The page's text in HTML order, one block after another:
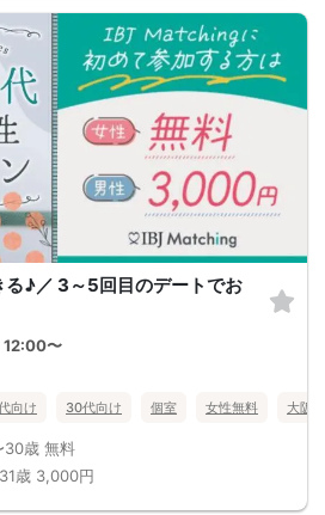
る♪／ 3～5回目のデートでお
12:00〜
向け 30代向け 個室 女性無料 大阪府
30歳 無料
歳 3,000円